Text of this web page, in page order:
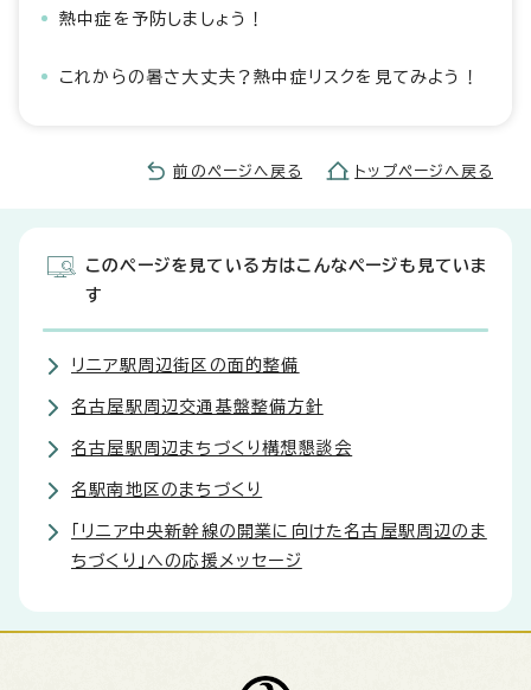
熱中症を予防しましょう！
これからの暑さ大丈夫？熱中症リスクを見てみよう！
前のページへ戻る トップページへ戻る
このページを見ている方はこんなページも見ていま
す
リニア駅周辺街区の面的整備
名古屋駅周辺交通基盤整備方針
名古屋駅周辺まちづくり構想懇談会
名駅南地区のまちづくり
「リニア中央新幹線の開業に向けた名古屋駅周辺のま
ちづくり」への応援メッセージ